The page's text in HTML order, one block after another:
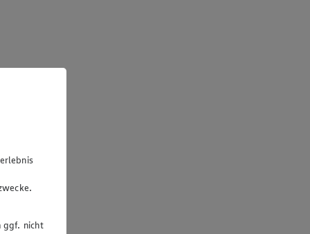
ggf. nicht